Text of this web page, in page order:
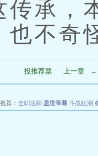
传承，
也不奇
投推荐票 上一章 ←
荐： 全职法师 盖世帝尊 斗战狂潮